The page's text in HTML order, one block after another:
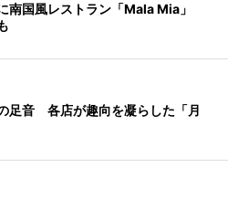
南国風レストラン「Mala Mia」
足音 各店が趣向を凝らした「月